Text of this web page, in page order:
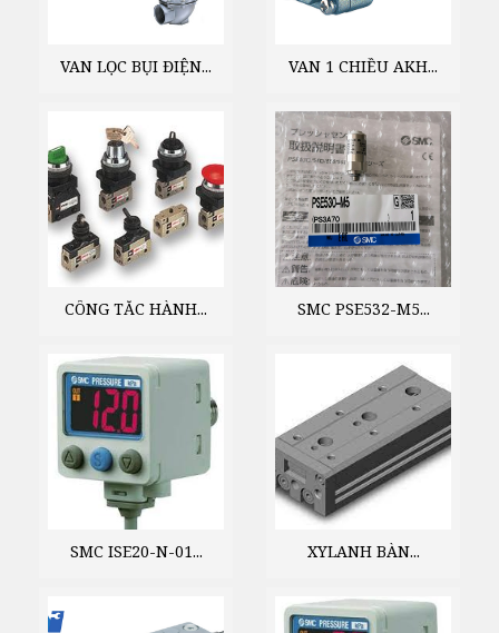
VAN LỌC BỤI ĐIỆN... VAN 1 CHIỀU AKH...
CÔNG TẮC HÀNH... SMC PSE532-M5...
SMC ISE20-N-01... XYLANH BÀN...